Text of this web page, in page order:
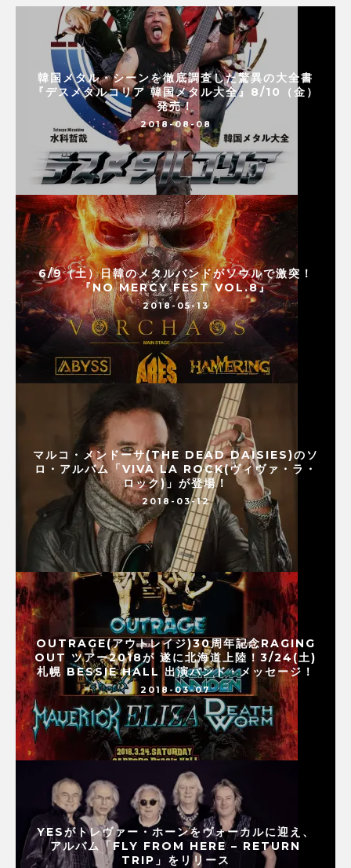
韓国メタル・シーンを徹底調査した驚異の大全書
『デスメタルコリア 韓国メタル大全』8/10（金）
発売！
2018-08-08
6/9（土）日韓のメタルバンドがソウルで激突！
『NO MERCY FEST VOL.8』
2018-05-13
マルコ・メンドーサ(THE DEAD DAISIES)のソ
ロ・アルバム「VIVA LA ROCK(ヴィヴァ・ラ・
ロック)」が登場！
2018-03-12
OUTRAGE(アウトレイジ)30周年記念RAGING
OUT ツアー2018が 遂に北海道上陸！3/24(土)
札幌 BESSIE HALL 出演バンド・メッセージ！
2018-03-07
YESがトレヴァー・ホーンをヴォーカルに迎え、
アルバム「FLY FROM HERE – RETURN
TRIP」をリリース